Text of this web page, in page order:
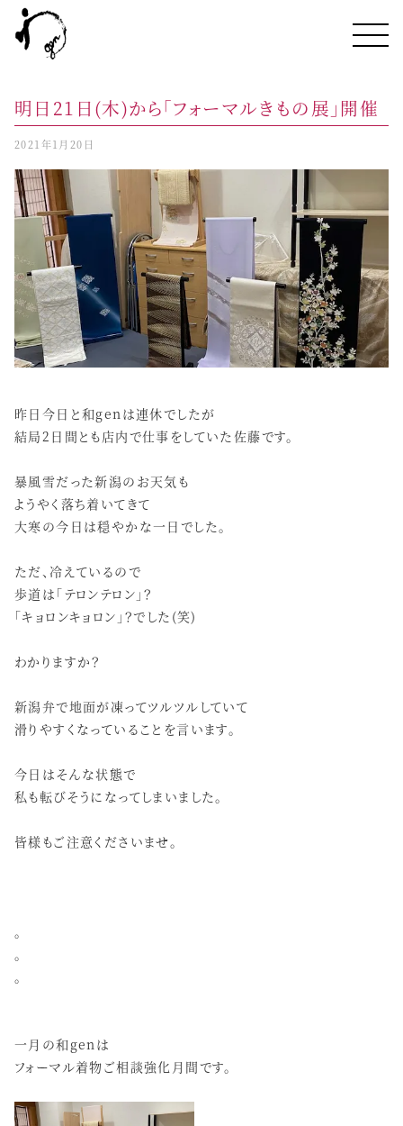
明日21日(木)から「フォーマルきもの展」開催
2021年1月20日
昨日今日と和genは連休でしたが
結局2日間とも店内で仕事をしていた佐藤です。
暴風雪だった新潟のお天気も
ようやく落ち着いてきて
大寒の今日は穏やかな一日でした。
ただ、冷えているので
歩道は「テロンテロン」？
「キョロンキョロン」？でした(笑)
わかりますか？
新潟弁で地面が凍ってツルツルしていて
滑りやすくなっていることを言います。
今日はそんな状態で
私も転びそうになってしまいました。
皆様もご注意くださいませ。
。
。
。
一月の和genは
フォーマル着物ご相談強化月間です。